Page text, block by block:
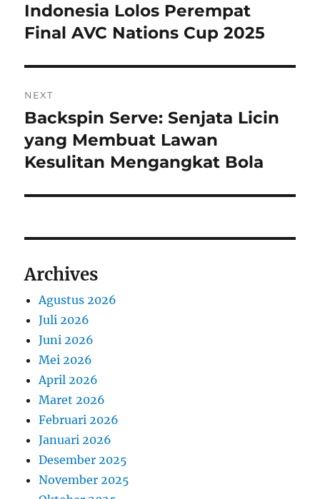
post:
Indonesia Lolos Perempat
Final AVC Nations Cup 2025
NEXT
Next
post:
Backspin Serve: Senjata Licin
yang Membuat Lawan
Kesulitan Mengangkat Bola
Archives
Agustus 2026
Juli 2026
Juni 2026
Mei 2026
April 2026
Maret 2026
Februari 2026
Januari 2026
Desember 2025
November 2025